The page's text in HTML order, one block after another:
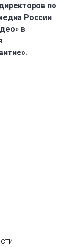
по
России
в